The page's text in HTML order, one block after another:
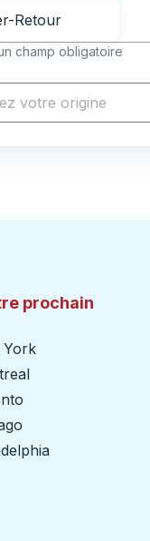
Retour
champ obligatoire
à saisir la ville
prochain
York